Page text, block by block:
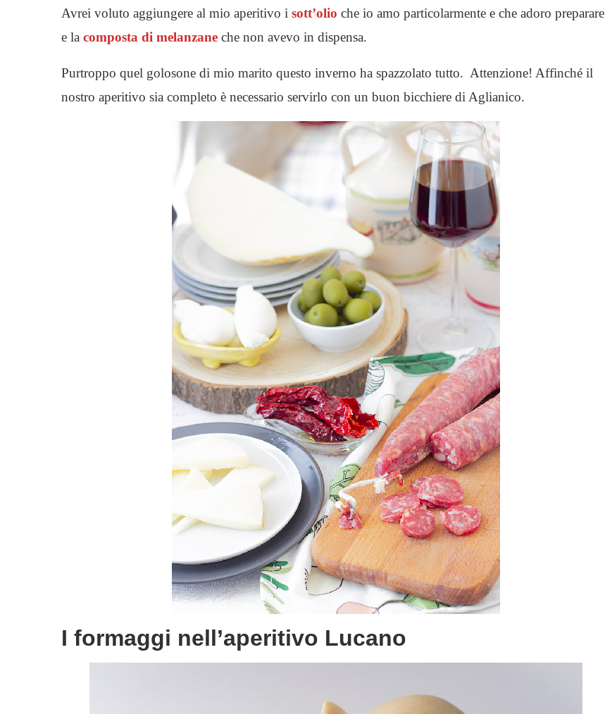
Avrei voluto aggiungere al mio aperitivo i sott’olio che io amo particolarmente e che adoro preparare
e la composta di melanzane che non avevo in dispensa.
Purtroppo quel golosone di mio marito questo inverno ha spazzolato tutto. Attenzione! Affinché il
nostro aperitivo sia completo è necessario servirlo con un buon bicchiere di Aglianico.
I formaggi nell’aperitivo Lucano